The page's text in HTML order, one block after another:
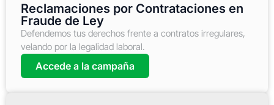
Reclamaciones por Contrataciones en
Fraude de Ley
Defendemos tus derechos frente a contratos irregulares,
velando por la legalidad laboral.
Accede a la campaña